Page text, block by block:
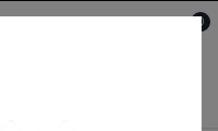
0